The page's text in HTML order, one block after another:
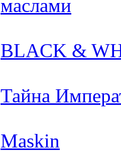
маслами
BLACK &
Тайна
Maskin